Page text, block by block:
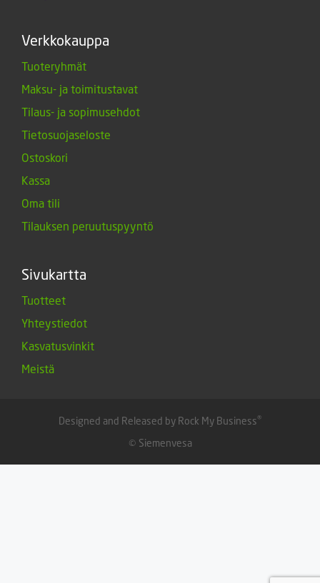
Verkkokauppa
Tuoteryhmät
Maksu- ja toimitustavat
Tilaus- ja sopimusehdot
Tietosuojaseloste
Ostoskori
Kassa
Oma tili
Tilauksen peruutuspyyntö
Sivukartta
Tuotteet
Yhteystiedot
Kasvatusvinkit
Meistä
Designed and Released by Rock My Business®
© Siemenvesa